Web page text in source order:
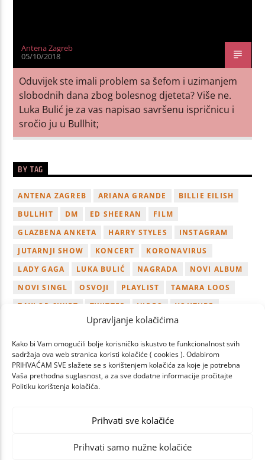
Upravljanje kolačićima
Kako bi Vam omogućili bolje korisničko iskustvo te funkcionalnost svih
sadržaja ova web stranica koristi kolačiće ( cookies ). Odabirom
PRIHVAĆAM SVE slažete se s korištenjem kolačića za koje je potrebna
Vaša prethodna suglasnost, a za sve dodatne informacije pročitajte
Politiku korištenja kolačića.
Prihvati sve kolačiće
Prihvati samo nužne kolačiće
Antena Zagreb
05/10/2018
Oduvijek ste imali problem sa šefom i uzimanjem
slobodnih dana zbog bolesnog djeteta? Više ne.
Luka Bulić je za vas napisao savršenu ispričnicu i
sročio ju u Bullhit;
BY TAG
ANTENA ZAGREB ARIANA GRANDE
BILLIE EILISH
BULLHIT
DM ED SHEERAN
FILM
GLAZBENA ANKETA
HARRY STYLES
INSTAGRAM
JUTARNJI SHOW
KONCERT
KORONAVIRUS
LADY GAGA
LUKA BULIĆ NAGRADA
NOVI ALBUM
NOVI SINGL
OSVOJI PLAYLIST
TAMARA LOOS
TAYLOR SWIFT
TWITTER VIDEO
YOUTUBE